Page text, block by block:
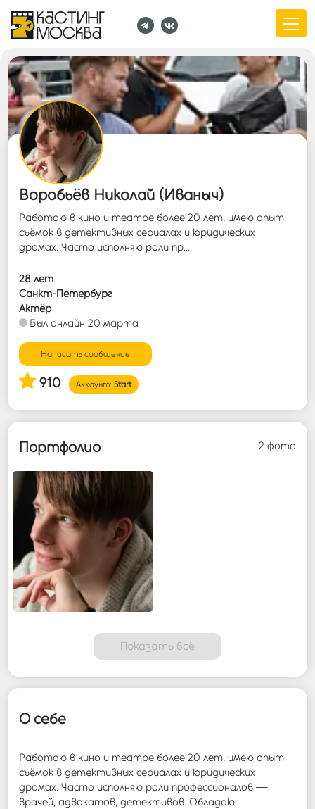
Воробьёв Николай (Иваныч)
Работаю в кино и театре более 20 лет, имею опыт
съёмок в детективных сериалах и юридических
драмах. Часто исполняю роли пр...
28 лет
Санкт-Петербург
Актёр
Был онлайн 20 марта
Написать сообщение
910 Аккаунт: Start
Портфолио 2 фото
Показать всё
О себе
Работаю в кино и театре более 20 лет, имею опыт
съёмок в детективных сериалах и юридических
драмах. Часто исполняю роли профессионалов —
врачей, адвокатов, детективов. Обладаю